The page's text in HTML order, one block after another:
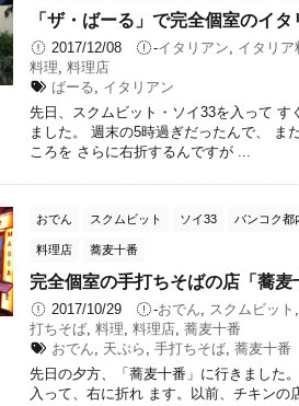
「ザ・ばーる」で完全個室のイタ
2017/12/08 -イタリアン, イタリア
料理, 料理店
ばーる, イタリアン
先日、スクムビット・ソイ33を入って す
ました。 週末の5時過ぎだったんで、 ま
ころを さらに右折するんですが ...
おでん スクムビット ソイ33 バンコク都
料理店 蕎麦十番
完全個室の手打ちそばの店「蕎麦
2017/10/29 -おでん, スクムビット ,
打ちそば, 料理, 料理店, 蕎麦十番
おでん, 天ぷら ,手打ちそば,蕎麦十番
先日の夕方、「蕎麦十番」に行きました
入って、右に折れ ます。以前、チキン